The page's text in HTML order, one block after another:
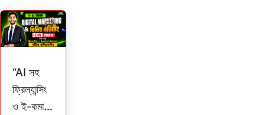
“AI সহ
ফ্রিল্যান্সিং
ও ই-কমার্স
Original
price
was:
Current
price
is: